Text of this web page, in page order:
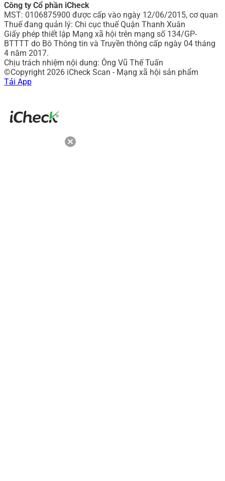
Công ty Cổ phần iCheck
MST: 0106875900 được cấp vào ngày 12/06/2015, cơ quan
Thuế đang quản lý: Chi cục thuế Quận Thanh Xuân
Giấy phép thiết lập Mạng xã hội trên mạng số 134/GP-
BTTTT do Bô Thông tin và Truyền thông cấp ngày 04 tháng
4 năm 2017.
Chịu trách nhiệm nội dung: Ông Vũ Thế Tuấn
©Copyright 2026 iCheck Scan - Mạng xã hội sản phẩm
Tải App